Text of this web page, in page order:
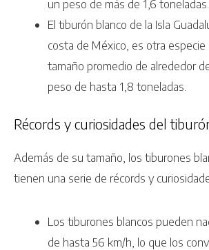
un peso de más de 1,6 toneladas.
El tiburón blanco de la Isla
costa de México, es otra
tamaño promedio de alrededor
peso de hasta 1,8 toneladas.
Récords y curiosidades del
Además de su tamaño, los tiburones
tienen una serie de récords y
Los tiburones blancos pueden
de hasta 56 km/h, lo que los